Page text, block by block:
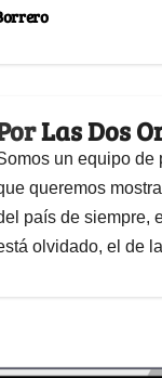
Las Dos
un equipo de
queremos
país de siempre,
olvidado, el de